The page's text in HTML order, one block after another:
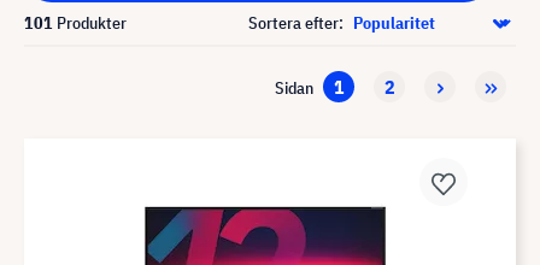
101 Produkter Sortera efter:
Sidan 1 2